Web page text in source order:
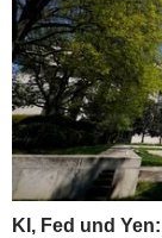
KI, Fed und